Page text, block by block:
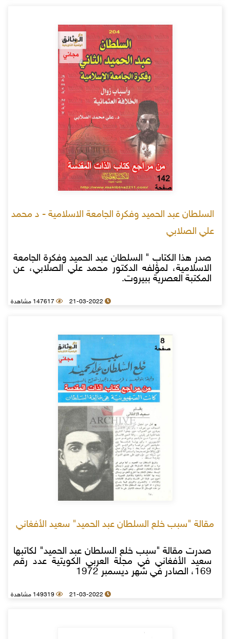
السلطان عبد الحميد وفكرة الجامعة الاسلامية - د محمد
علي الصلابي
صدر هذا الكتاب " السلطان عبد الحميد وفكرة الجامعة
الاسلامية، لمؤلفه الدكتور محمد علي الصلابي، عن
المكتبة العصرية ببيروت.
21-03-2022 147617 مشاهدة
مقالة "سبب خلع السلطان عبد الحميد" سعيد الأفغاني
صدرت مقالة "سبب خلع السلطان عبد الحميد" لكاتبها
سعيد الأفغاني في مجلة العربي الكويتية عدد رقم
169، الصادر في شهر ديسمبر 1972
21-03-2022 149319 مشاهدة